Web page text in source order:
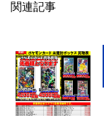
関連記事